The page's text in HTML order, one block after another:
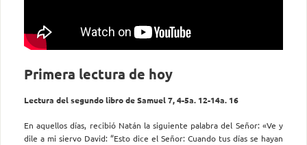
Primera lectura de hoy
Lectura del segundo libro de Samuel 7, 4-5a. 12-14a. 16
En aquellos días, recibió Natán la siguiente palabra del Señor: «Ve y
dile a mi siervo David: “Esto dice el Señor: Cuando tus días se hayan